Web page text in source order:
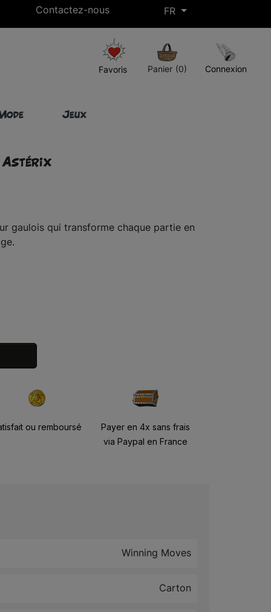
Livraison gratuite à partir de 50€ d’achat !*
Contactez-nous FR
Connexion
Panier (0)
Favoris
Jeux
Astérix
gaulois qui transforme chaque partie en
ou remboursé
Payer en 4x sans frais
via Paypal en France
Winning Moves
Carton